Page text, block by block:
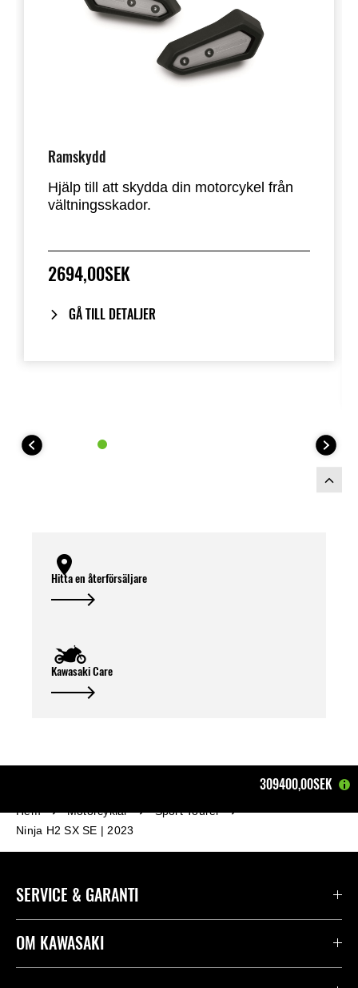
Ramskydd
Hjälp till att skydda din motorcykel från
vältningsskador.
2694,00SEK
GÅ TILL DETALJER
Hitta en återförsäljare
Kawasaki Care
309400,00SEK
Hem Motorcyklar
Sport Tourer
Ninja H2 SX SE | 2023
SERVICE & GARANTI
Kontakta oss
OM KAWASAKI